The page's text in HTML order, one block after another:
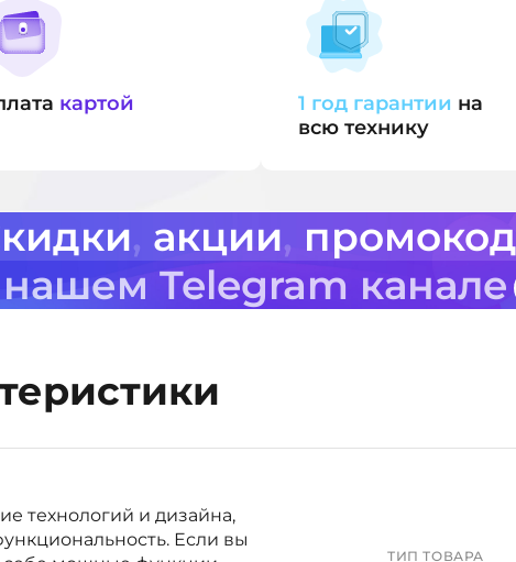
картой 1 год гарантии на
всю технику
, акции,
Telegram канале
технологий и дизайна,
Если вы
ТИП ТОВАРА